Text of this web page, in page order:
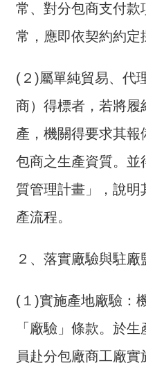
常、對分包商支付款
常，應即依契約約定
(２)屬單純貿易、代
商）得標者，若將履
產，機關得要求其
包商之生產資質。並
質管理計畫」，說明
產流程。
２、落實廠驗與駐廠
(１)實施產地廠驗：
「廠驗」條款。於
員赴分包廠商工廠